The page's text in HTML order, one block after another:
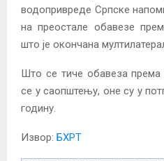
водопривреде Српске
на преостале обавезе
што је окончана
Што се тиче обавеза
се у саопштењу, оне су у
годину.
Извор: БХРТ